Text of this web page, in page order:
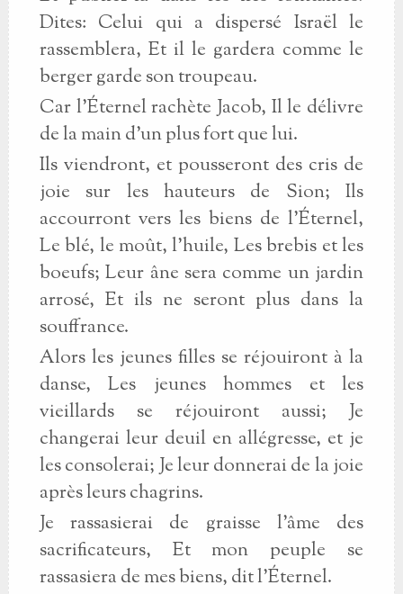
Dites: Celui qui a dispersé Israël le
rassemblera, Et il le gardera comme le
berger garde son troupeau.
Car l'Éternel rachète Jacob, Il le délivre
de la main d'un plus fort que lui.
Ils viendront, et pousseront des cris de
joie sur les hauteurs de Sion; Ils
accourront vers les biens de l'Éternel,
Le blé, le moût, l'huile, Les brebis et les
boeufs; Leur âne sera comme un jardin
arrosé, Et ils ne seront plus dans la
souffrance.
Alors les jeunes filles se réjouiront à la
danse, Les jeunes hommes et les
vieillards se réjouiront aussi; Je
changerai leur deuil en allégresse, et je
les consolerai; Je leur donnerai de la joie
après leurs chagrins.
Je rassasierai de graisse l'âme des
sacrificateurs, Et mon peuple se
rassasiera de mes biens, dit l'Éternel.